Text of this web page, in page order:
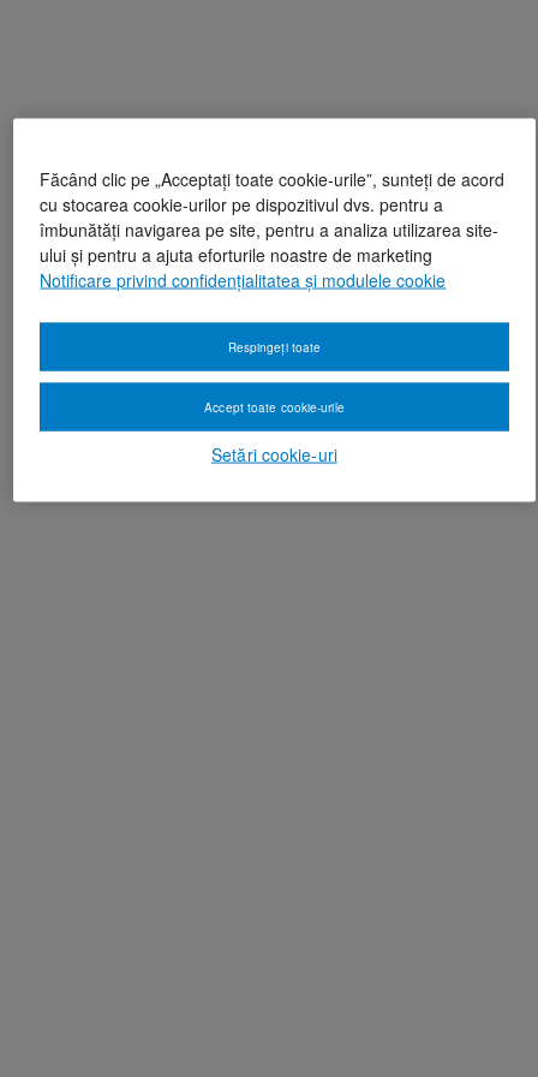
Făcând clic pe „Acceptați toate cookie-urile”, sunteți de acord
cu stocarea cookie-urilor pe dispozitivul dvs. pentru a
îmbunătăți navigarea pe site, pentru a analiza utilizarea site-
ului și pentru a ajuta eforturile noastre de marketing
Notificare privind confidențialitatea și modulele cookie
Setări cookie-uri
Respingeți toate
Accept toate cookie-urile